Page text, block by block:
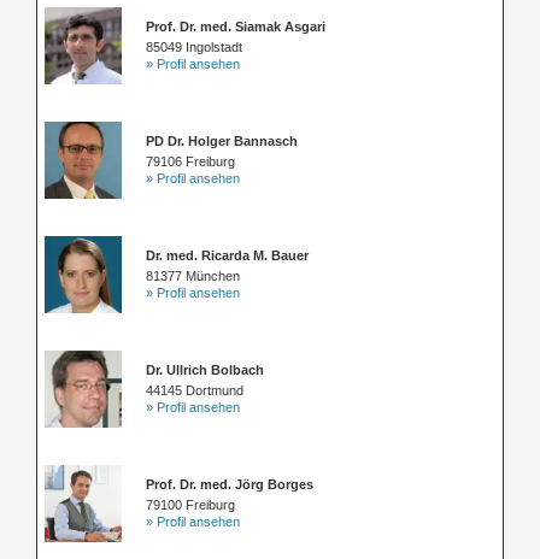
Prof. Dr. med. Siamak Asgari
85049 Ingolstadt
» Profil ansehen
PD Dr. Holger Bannasch
79106 Freiburg
» Profil ansehen
Dr. med. Ricarda M. Bauer
81377 München
» Profil ansehen
Dr. Ullrich Bolbach
44145 Dortmund
» Profil ansehen
Prof. Dr. med. Jörg Borges
79100 Freiburg
» Profil ansehen